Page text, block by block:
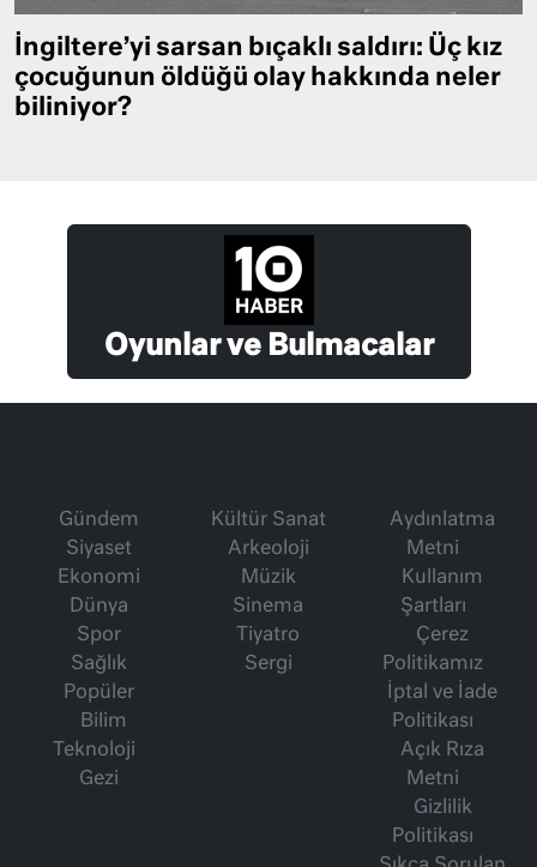
İngiltere’yi sarsan bıçaklı saldırı: Üç kız
çocuğunun öldüğü olay hakkında neler
biliniyor?
Oyunlar ve Bulmacalar
Gündem
Siyaset
Ekonomi
Dünya
Spor
Sağlık
Popüler
Bilim
Teknoloji
Gezi
Kültür Sanat
Arkeoloji
Müzik
Sinema
Tiyatro
Sergi
Aydınlatma
Metni
Kullanım
Şartları
Çerez
Politikamız
İptal ve İade
Politikası
Açık Rıza
Metni
Gizlilik
Politikası